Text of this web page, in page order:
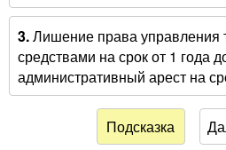
3.Лишение права управления
средствами на срок от 1 года
административный арест на
Подсказка